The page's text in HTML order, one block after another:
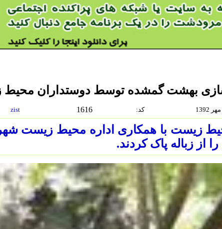
بهشت گمشده توسط دوستداران
zist 1616 :كد
زیست با همکاری اداره محیط زیست
از زباله پاک کردند.